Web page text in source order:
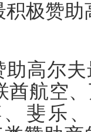
积极赞
助高尔
酋航空
斐乐